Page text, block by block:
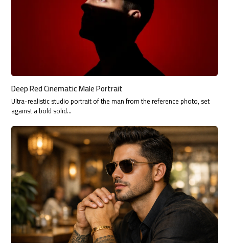
Deep Red Cinematic Male Portrait
Ultra-realistic studio portrait of the man from the reference photo, set
against a bold solid…